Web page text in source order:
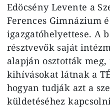
Edöcsény Levente a
Ferences Gimnázium
igazgatóhelyettese. A
résztvevők saját
alapján osztották
kihívásokat látnak a
hogyan tudják azt a
küldetéséhez